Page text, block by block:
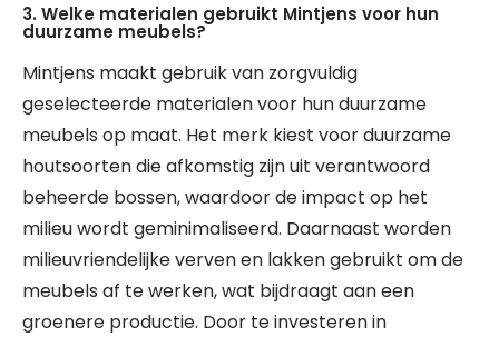
3. Welke materialen gebruikt Mintjens voor hun
duurzame meubels?
Mintjens maakt gebruik van zorgvuldig
geselecteerde materialen voor hun duurzame
meubels op maat. Het merk kiest voor duurzame
houtsoorten die afkomstig zijn uit verantwoord
beheerde bossen, waardoor de impact op het
milieu wordt geminimaliseerd. Daarnaast worden
milieuvriendelijke verven en lakken gebruikt om de
meubels af te werken, wat bijdraagt aan een
groenere productie. Door te investeren in